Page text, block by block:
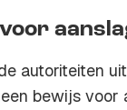
autoriteiten
bewijs voor